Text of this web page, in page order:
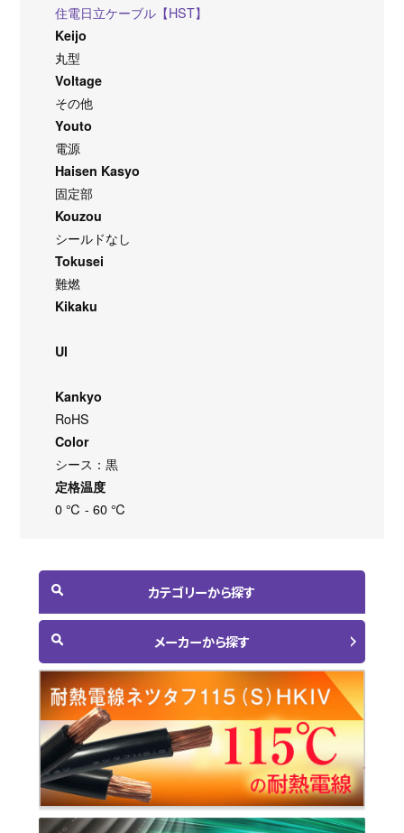
住電日立ケーブル【HST】
Keijo
丸型
Voltage
その他
Youto
電源
Haisen Kasyo
固定部
Kouzou
シールドなし
Tokusei
難燃
Kikaku
Ul
Kankyo
RoHS
Color
シース：黒
定格温度
0 ℃ - 60 ℃
カテゴリーから探す
メーカーから探す